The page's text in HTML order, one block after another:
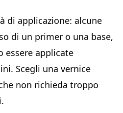
di applicazione: alcune
di un primer o una base,
essere applicate
Scegli una vernice
non richieda troppo